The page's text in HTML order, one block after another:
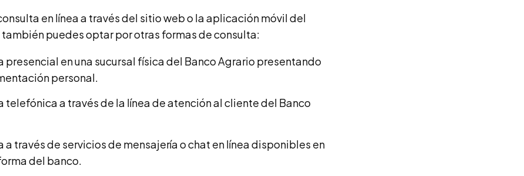
en línea a través del sitio web o la aplicación móvil del
puedes optar por otras formas de consulta:
presencial en una sucursal física del Banco Agrario presentando
personal.
telefónica a través de la línea de atención al cliente del Banco
a través de servicios de mensajería o chat en línea disponibles en
del banco.